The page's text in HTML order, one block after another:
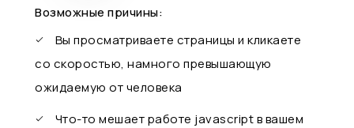
Возможные причины:
Вы просматриваете страницы и кликаете
со скоростью, намного превышающую
ожидаемую от человека
Что-то мешает работе javascript в вашем